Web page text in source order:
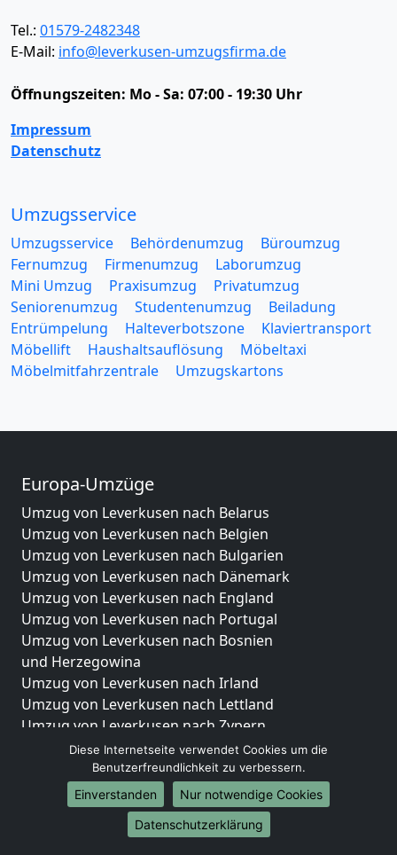
Tel.: 01579-2482348
E-Mail: info@leverkusen-umzugsfirma.de
Öffnungszeiten: Mo - Sa: 07:00 - 19:30 Uhr
Impressum
Datenschutz
Umzugsservice
Umzugsservice Behördenumzug
Büroumzug
Fernumzug
Firmenumzug
Laborumzug
Mini Umzug
Praxisumzug
Privatumzug
Seniorenumzug
Studentenumzug
Beiladung
Entrümpelung
Halteverbotszone
Klaviertransport
Möbellift
Haushaltsauflösung
Möbeltaxi
Möbelmitfahrzentrale
Umzugskartons
Europa-Umzüge
Umzug von Leverkusen nach Belarus
Umzug von Leverkusen nach Belgien
Umzug von Leverkusen nach Bulgarien
Umzug von Leverkusen nach Dänemark
Umzug von Leverkusen nach England
Umzug von Leverkusen nach Portugal
Umzug von Leverkusen nach Bosnien
und Herzegowina
Umzug von Leverkusen nach Irland
Umzug von Leverkusen nach Lettland
Umzug von Leverkusen nach Zypern
Umzug von Leverkusen nach Kroatien
Umzug von Leverkusen nach Estland
Umzug von Leverkusen nach Finnland
Umzug von Leverkusen nach Frankreich
Umzug von Leverkusen nach Griechenland
Diese Internetseite verwendet Cookies um die
Benutzerfreundlichkeit zu verbessern.
Einverstanden
Nur notwendige Cookies
Datenschutzerklärung